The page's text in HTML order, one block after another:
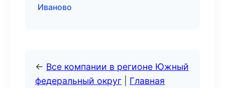
Иваново
← Все компании в регионе Южный
федеральный округ
Главная